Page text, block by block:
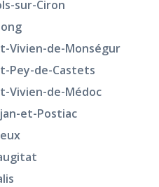
sur-Ciron
Vivien-de-Monségur
Pey-de-Castets
Vivien-de-Médoc
et-Postiac